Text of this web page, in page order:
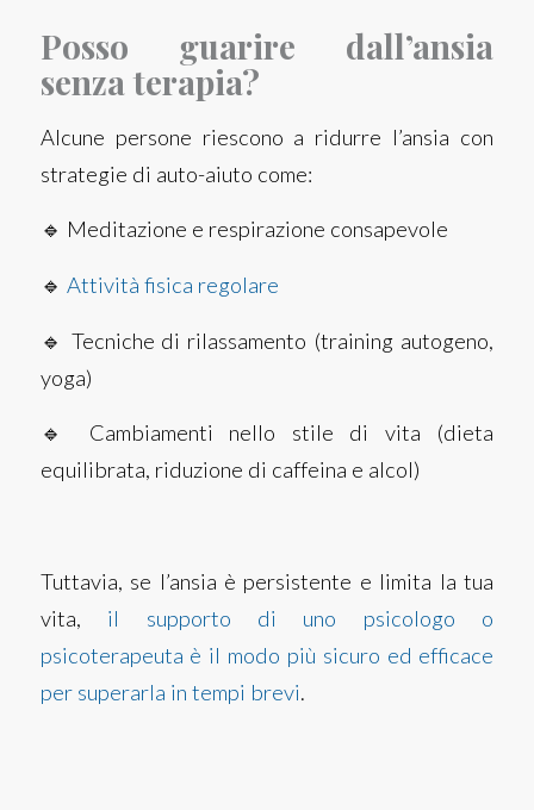
Posso guarire dall’ansia
senza terapia?
Alcune persone riescono a ridurre l’ansia con
strategie di auto-aiuto come:
🔹 Meditazione e respirazione consapevole
🔹 Attività fisica regolare
🔹 Tecniche di rilassamento (training autogeno,
yoga)
🔹 Cambiamenti nello stile di vita (dieta
equilibrata, riduzione di caffeina e alcol)
Tuttavia, se l’ansia è persistente e limita la tua
vita, il supporto di uno psicologo o
psicoterapeuta è il modo più sicuro ed efficace
per superarla in tempi brevi.